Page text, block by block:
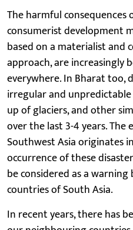
The harmful
consumerist development
based on a materialist and
approach, are increasingly
everywhere. In Bharat too,
irregular and
up of glaciers, and other
over the last 3-4 years.
Southwest Asia originates
occurrence of these
be considered as a
countries of South Asia.
In recent years, there has